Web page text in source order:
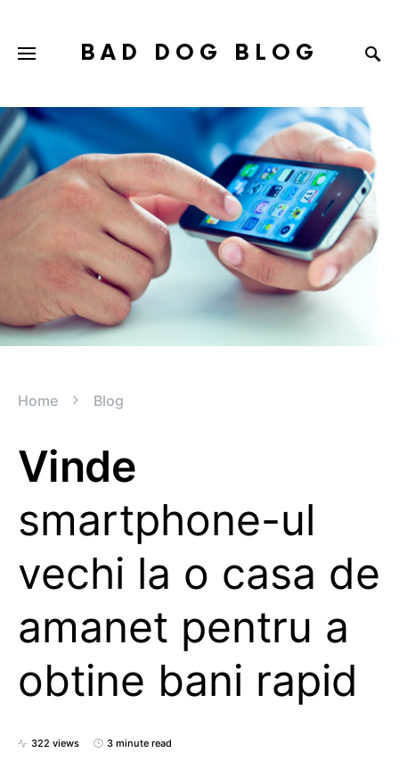
BAD DOG BLOG
Home Blog
Vinde
smartphone-ul
vechi la o casa de
amanet pentru a
obtine bani rapid
322 views 3 minute read